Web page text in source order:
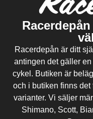
Racerdepån är ditt
antingen det gäller
cykel. Butiken är
och i butiken finns
varianter. Vi säljer
Shimano, Scott,